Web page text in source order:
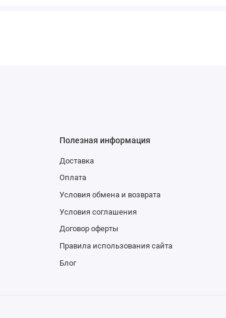
Полезная информация
Доставка
Оплата
Условия обмена и возврата
Условия соглашения
Договор оферты
Правила использования сайта
Блог